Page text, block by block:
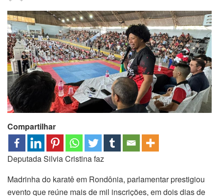
Compartilhar
Deputada Silvia Cristina faz
Madrinha do karatê em Rondônia, parlamentar prestigiou
evento que reúne mais de mil inscrições, em dois dias de